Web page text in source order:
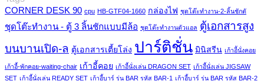
CORNER DESK 90 cpu HB-GTF04-1660 กล่องไฟ ชุดโต๊ะทำงาน-2-ลิ้นชักตั
ชุดโต๊ะทำงาน - ตู้ 3 ลิ้นชักแบบมีล้อ ชุดโต๊ะทำงานตัวแอล ตู้เอกสารสูง
บนบานเปิด-ล ตู้เอกสารเตี้ยโล่ง ปาร์ติชั่น มินิสรีน เก้าอีันั่งคอย
เก้าอี้-พักคอย-waiting-chair เก้าอี้คอย เก้าอี้นั่งเล่น DRAGON SET เก้าอี้นั่งเล่น JIGSAW
SET เก้าอี้นั่งเล่น READY SET เก้าอี้บาร์ รุ่น BAR รหัส BAR-1 เก้าอี้บาร์ รุ่น BAR รหัส BAR-2